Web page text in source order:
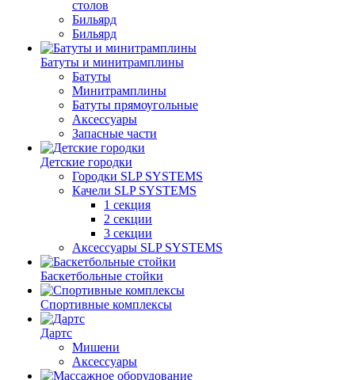
столов
Бильяpд
Бильяpд
Батуты и минитрамплины
Батуты
Минитрамплины
Батуты прямоугольные
Аксессуары
Запасные части
Детские городки
Городки SLP SYSTEMS
Качели SLP SYSTEMS
1 секция
2 секции
3 секции
Аксессуары SLP SYSTEMS
Баскетбольные стойки
Спортивные комплексы
Дартс
Мишени
Аксессуары